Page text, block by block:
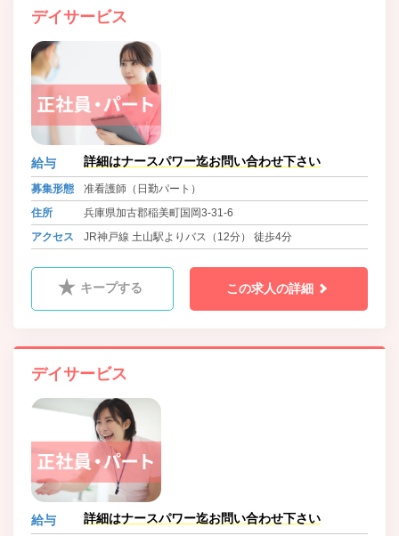
デイサービス
給与 詳細はナースパワー迄お問い合わせ下さい
募集形態
准看護師（日勤パート）
住所
兵庫県加古郡稲美町国岡3-31-6
アクセス
JR神戸線 土山駅よりバス（12分） 徒歩4分
キープする この求人の詳細
デイサービス
給与 詳細はナースパワー迄お問い合わせ下さい